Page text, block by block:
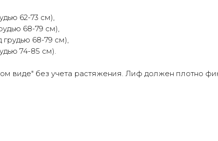
62-73 см),
68-79 см),
68-79 см),
74-85 см).
виде" без учета растяжения. Лиф должен плотно